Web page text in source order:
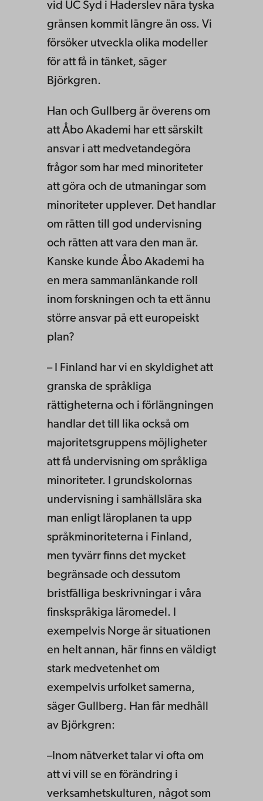
vid UC Syd i Haderslev nära tyska
gränsen kommit längre än oss. Vi
försöker utveckla olika modeller
för att få in tänket, säger
Björkgren.
Han och Gullberg är överens om
att Åbo Akademi har ett särskilt
ansvar i att medvetandegöra
frågor som har med minoriteter
att göra och de utmaningar som
minoriteter upplever. Det handlar
om rätten till god undervisning
och rätten att vara den man är.
Kanske kunde Åbo Akademi ha
en mera sammanlänkande roll
inom forskningen och ta ett ännu
större ansvar på ett europeiskt
plan?
– I Finland har vi en skyldighet att
granska de språkliga
rättigheterna och i förlängningen
handlar det till lika också om
majoritetsgruppens möjligheter
att få undervisning om språkliga
minoriteter. I grundskolornas
undervisning i samhällslära ska
man enligt läroplanen ta upp
språkminoriteterna i Finland,
men tyvärr finns det mycket
begränsade och dessutom
bristfälliga beskrivningar i våra
finskspråkiga läromedel. I
exempelvis Norge är situationen
en helt annan, här finns en väldigt
stark medvetenhet om
exempelvis urfolket samerna,
säger Gullberg. Han får medhåll
av Björkgren:
–Inom nätverket talar vi ofta om
att vi vill se en förändring i
verksamhetskulturen, något som